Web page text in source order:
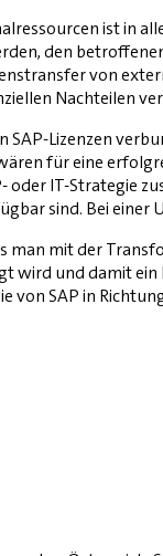
ist in
den
von
Nachteilen
Lizenzen
für eine
oder IT-Strategie
sind. Bei
man mit der
wird und damit
SAP in